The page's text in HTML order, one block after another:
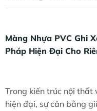
Màng Nhựa PVC Ghi
Pháp Hiện Đại Cho
Trong kiến trúc nội thất
hiện đại, sự cân bằng